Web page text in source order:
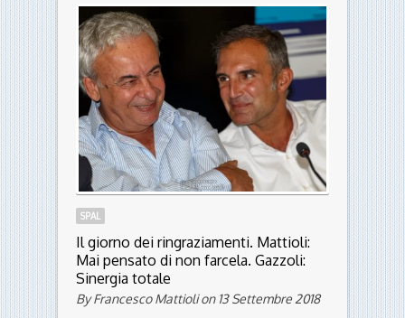
Sarebbe bello, ora che la SPAL rifornisce
abitualmente le nazionali di giocatori,
poter parlare sempre di Manuel Lazzari
convocato...